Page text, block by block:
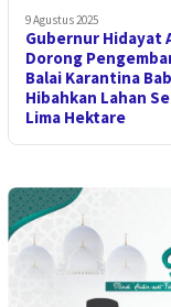
9 Agustus 2025
Gubernur Hidayat
Dorong
Balai Karantina
Hibahkan Lahan
Lima Hektare